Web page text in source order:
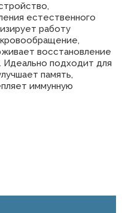
естественного
работу
кровообращение,
восстановление
Идеально подходит для
память,
иммунную